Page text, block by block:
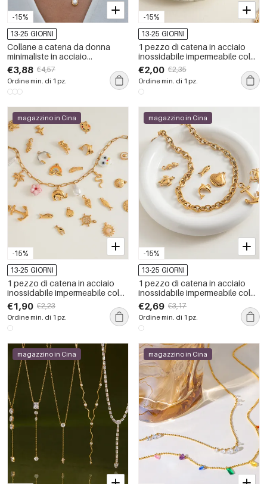
-15%
13-25 GIORNI
Collane a catena da donna
minimaliste in acciaio
inossidabile, impermeabili e
anti-ossidazione, color oro
€3,88 €4,57
Ordine min. di 1 pz.
-15%
13-25 GIORNI
1 pezzo di catena in acciaio
inossidabile impermeabile color
oro, collane a catena fai da te
da donna
€2,00 €2,35
Ordine min. di 1 pz.
-15%
magazzino in Cina
13-25 GIORNI
1 pezzo di catena in acciaio
inossidabile impermeabile color
oro, collane a catena fai da te
da donna
€1,90 €2,23
Ordine min. di 1 pz.
-15%
magazzino in Cina
13-25 GIORNI
1 pezzo di catena in acciaio
inossidabile impermeabile color
oro, collane a catena fai da te
da donna
€2,69 €3,17
Ordine min. di 1 pz.
magazzino in Cina magazzino in Cina